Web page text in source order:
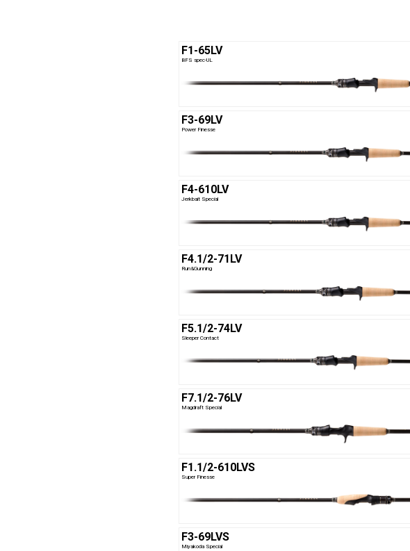
F1-65LV
BFS spec-UL
F3-69LV
Power Finesse
F4-610LV
Jerkbait Special
F4.1/2-71LV
Run&Gunning
F5.1/2-74LV
Sleeper Contact
F7.1/2-76LV
Magdraft Special
F1.1/2-610LVS
Super Finesse
F3-69LVS
Miyakoda Special